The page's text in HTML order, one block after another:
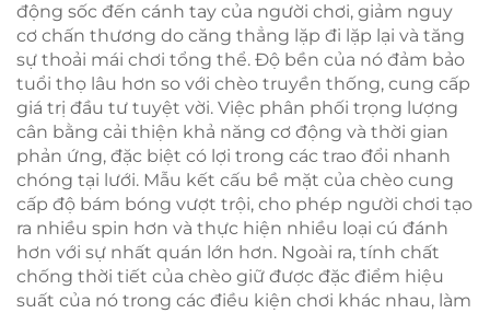
động sốc đến cánh tay của người chơi, giảm nguy
cơ chấn thương do căng thẳng lặp đi lặp lại và tăng
sự thoải mái chơi tổng thể. Độ bền của nó đảm bảo
tuổi thọ lâu hơn so với chèo truyền thống, cung cấp
giá trị đầu tư tuyệt vời. Việc phân phối trọng lượng
cân bằng cải thiện khả năng cơ động và thời gian
phản ứng, đặc biệt có lợi trong các trao đổi nhanh
chóng tại lưới. Mẫu kết cấu bề mặt của chèo cung
cấp độ bám bóng vượt trội, cho phép người chơi tạo
ra nhiều spin hơn và thực hiện nhiều loại cú đánh
hơn với sự nhất quán lớn hơn. Ngoài ra, tính chất
chống thời tiết của chèo giữ được đặc điểm hiệu
suất của nó trong các điều kiện chơi khác nhau, làm